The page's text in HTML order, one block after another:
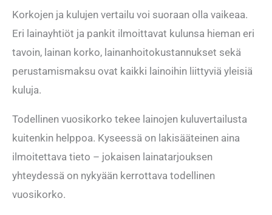
Korkojen ja kulujen vertailu voi suoraan olla vaikeaa.
Eri lainayhtiöt ja pankit ilmoittavat kulunsa hieman eri
tavoin, lainan korko, lainanhoitokustannukset sekä
perustamismaksu ovat kaikki lainoihin liittyviä yleisiä
kuluja.
Todellinen vuosikorko tekee lainojen kuluvertailusta
kuitenkin helppoa. Kyseessä on lakisääteinen aina
ilmoitettava tieto – jokaisen lainatarjouksen
yhteydessä on nykyään kerrottava todellinen
vuosikorko.